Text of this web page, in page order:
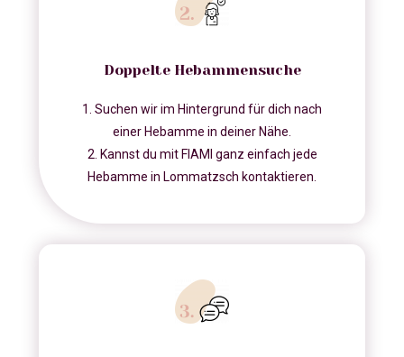
Doppelte Hebammensuche
1. Suchen wir im Hintergrund für dich nach
einer Hebamme in deiner Nähe.
2. Kannst du mit FIAMI ganz einfach jede
Hebamme in Lommatzsch kontaktieren.